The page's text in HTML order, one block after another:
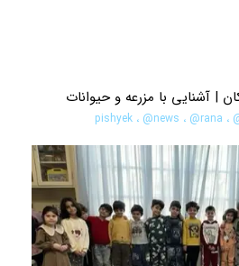
| آشنایی با مزرعه و حیوانات
، @news ، @rana ،